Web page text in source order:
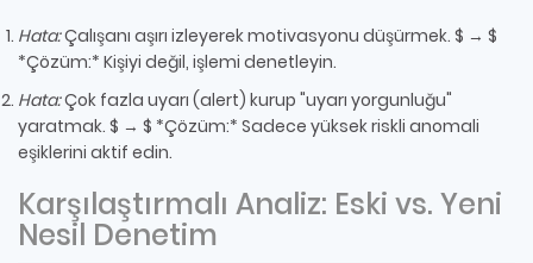
Hata:Çalışanı aşırı izleyerek motivasyonu düşürmek. $ → $
*Çözüm:* Kişiyi değil, işlemi denetleyin.
Hata:Çok fazla uyarı (alert) kurup "uyarı yorgunluğu"
yaratmak. $ → $ *Çözüm:* Sadece yüksek riskli anomali
eşiklerini aktif edin.
Karşılaştırmalı Analiz: Eski vs. Yeni
Nesil Denetim